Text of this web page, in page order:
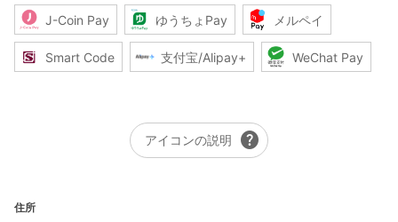
J-Coin Pay ゆうちょPay メルペイ
Smart Code 支付宝/Alipay+ WeChat Pay
アイコンの説明 help
住所